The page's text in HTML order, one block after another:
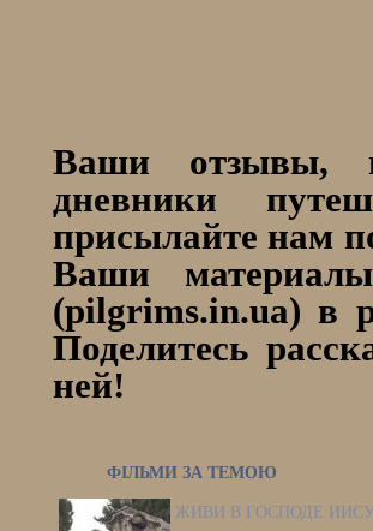
Ваши отзывы,
дневники
присылайте нам
Ваши
(pilgrims.in.ua) в
Поделитесь
ней!
ФІЛЬМИ ЗА ТЕМОЮ
ЖИВИ В ГОСПОДЕ